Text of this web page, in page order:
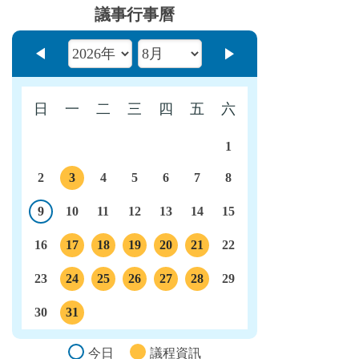
議事行事曆
上個月
日 一 二 三 四 五 六
1
2
3
4 5 6 7 8
9
10 11 12 13 14 15
16
17
議程
18
議程
19
議程
20
議程
21
議程
22
23
24
議程
25
26
27
28
29
30
31
今日
議程資訊